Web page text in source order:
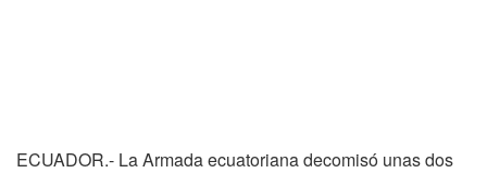
ECUADOR.- La Armada ecuatoriana decomisó unas dos